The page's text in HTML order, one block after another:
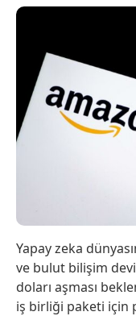
Yapay zeka
ve bulut bilişim
doları aşması
iş birliği paketi için